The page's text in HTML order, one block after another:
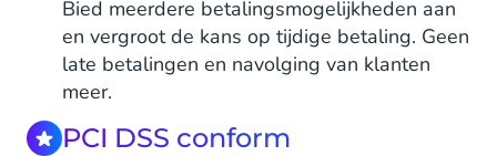
Bied meerdere betalingsmogelijkheden aan
en vergroot de kans op tijdige betaling. Geen
late betalingen en navolging van klanten
meer.
PCI DSS conform